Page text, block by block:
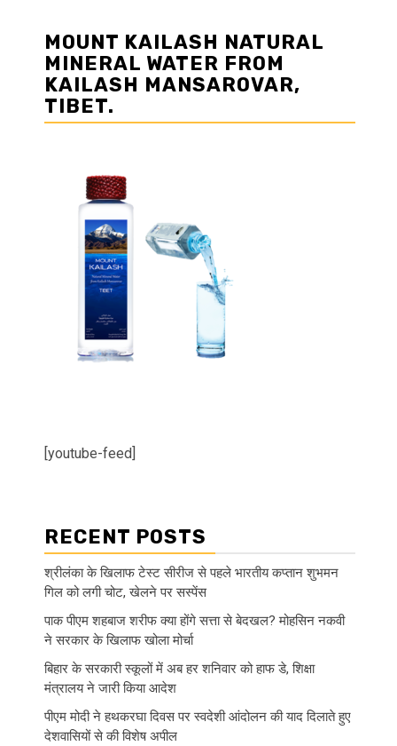
MOUNT KAILASH NATURAL
MINERAL WATER FROM
KAILASH MANSAROVAR,
TIBET.
[youtube-feed]
RECENT POSTS
श्रीलंका के खिलाफ टेस्ट सीरीज से पहले भारतीय कप्तान शुभमन
गिल को लगी चोट, खेलने पर सस्पेंस
पाक पीएम शहबाज शरीफ क्या होंगे सत्ता से बेदखल? मोहसिन नकवी
ने सरकार के खिलाफ खोला मोर्चा
बिहार के सरकारी स्कूलों में अब हर शनिवार को हाफ डे, शिक्षा
मंत्रालय ने जारी किया आदेश
पीएम मोदी ने हथकरघा दिवस पर स्वदेशी आंदोलन की याद दिलाते हुए
देशवासियों से की विशेष अपील